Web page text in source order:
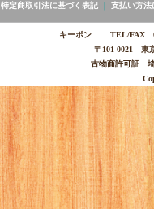
特定商取引法に基づく表記｜ 支払い方法
キーポン TEL/FAX
〒101-0021 東
古物商許可証